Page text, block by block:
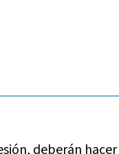
deberán